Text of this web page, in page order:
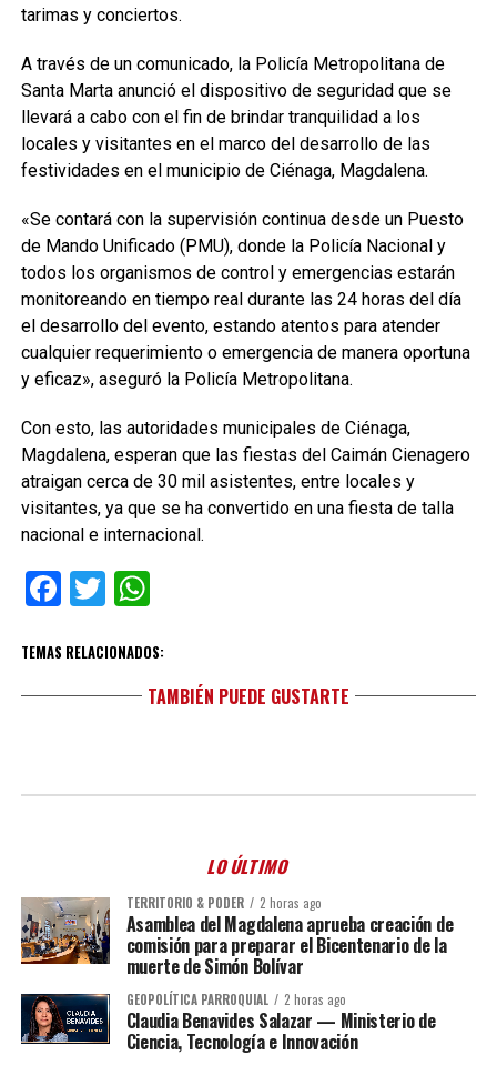
tarimas y conciertos.
A través de un comunicado, la Policía Metropolitana de
Santa Marta anunció el dispositivo de seguridad que se
llevará a cabo con el fin de brindar tranquilidad a los
locales y visitantes en el marco del desarrollo de las
festividades en el municipio de Ciénaga, Magdalena.
«Se contará con la supervisión continua desde un Puesto
de Mando Unificado (PMU), donde la Policía Nacional y
todos los organismos de control y emergencias estarán
monitoreando en tiempo real durante las 24 horas del día
el desarrollo del evento, estando atentos para atender
cualquier requerimiento o emergencia de manera oportuna
y eficaz», aseguró la Policía Metropolitana.
Con esto, las autoridades municipales de Ciénaga,
Magdalena, esperan que las fiestas del Caimán Cienagero
atraigan cerca de 30 mil asistentes, entre locales y
visitantes, ya que se ha convertido en una fiesta de talla
nacional e internacional.
Facebook
TwitterWhatsApp
TEMAS RELACIONADOS:
TAMBIÉN PUEDE GUSTARTE
LO ÚLTIMO
TERRITORIO & PODER 2 horas ago
Asamblea del Magdalena aprueba creación de
comisión para preparar el Bicentenario de la
muerte de Simón Bolívar
GEOPOLÍTICA PARROQUIAL 2 horas ago
Claudia Benavides Salazar — Ministerio de
Ciencia, Tecnología e Innovación